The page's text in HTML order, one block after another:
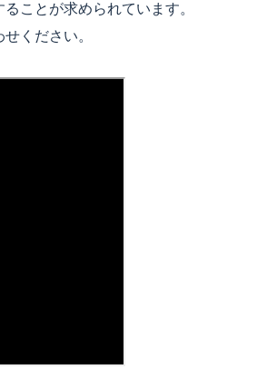
ことが求められています。
ください。